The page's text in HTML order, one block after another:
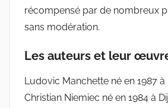
récompensé par de nombreux
sans modération.
Les auteurs et leur
Ludovic Manchette né en 1987
Christian Niemiec né en 1984 à